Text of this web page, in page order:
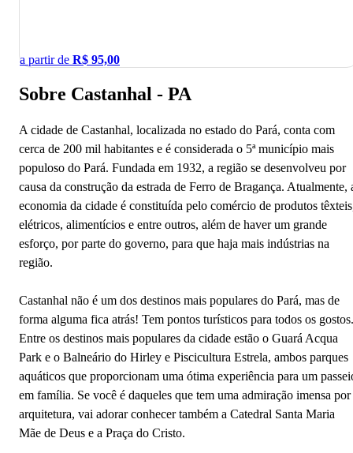
a partir de R$ 95,00
Sobre Castanhal - PA
A cidade de Castanhal, localizada no estado do Pará, conta com
cerca de 200 mil habitantes e é considerada o 5ª município mais
populoso do Pará. Fundada em 1932, a região se desenvolveu por
causa da construção da estrada de Ferro de Bragança. Atualmente,
economia da cidade é constituída pelo comércio de produtos
elétricos, alimentícios e entre outros, além de haver um grande
esforço, por parte do governo, para que haja mais indústrias na
região.
Castanhal não é um dos destinos mais populares do Pará, mas de
forma alguma fica atrás! Tem pontos turísticos para todos os gostos.
Entre os destinos mais populares da cidade estão o Guará Acqua
Park e o Balneário do Hirley e Piscicultura Estrela, ambos parques
aquáticos que proporcionam uma ótima experiência para um
em família. Se você é daqueles que tem uma admiração imensa por
arquitetura, vai adorar conhecer também a Catedral Santa Maria
Mãe de Deus e a Praça do Cristo.